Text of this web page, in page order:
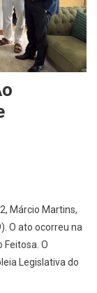
Márcio Martins,
O ato ocorreu na
Feitosa. O
Legislativa do